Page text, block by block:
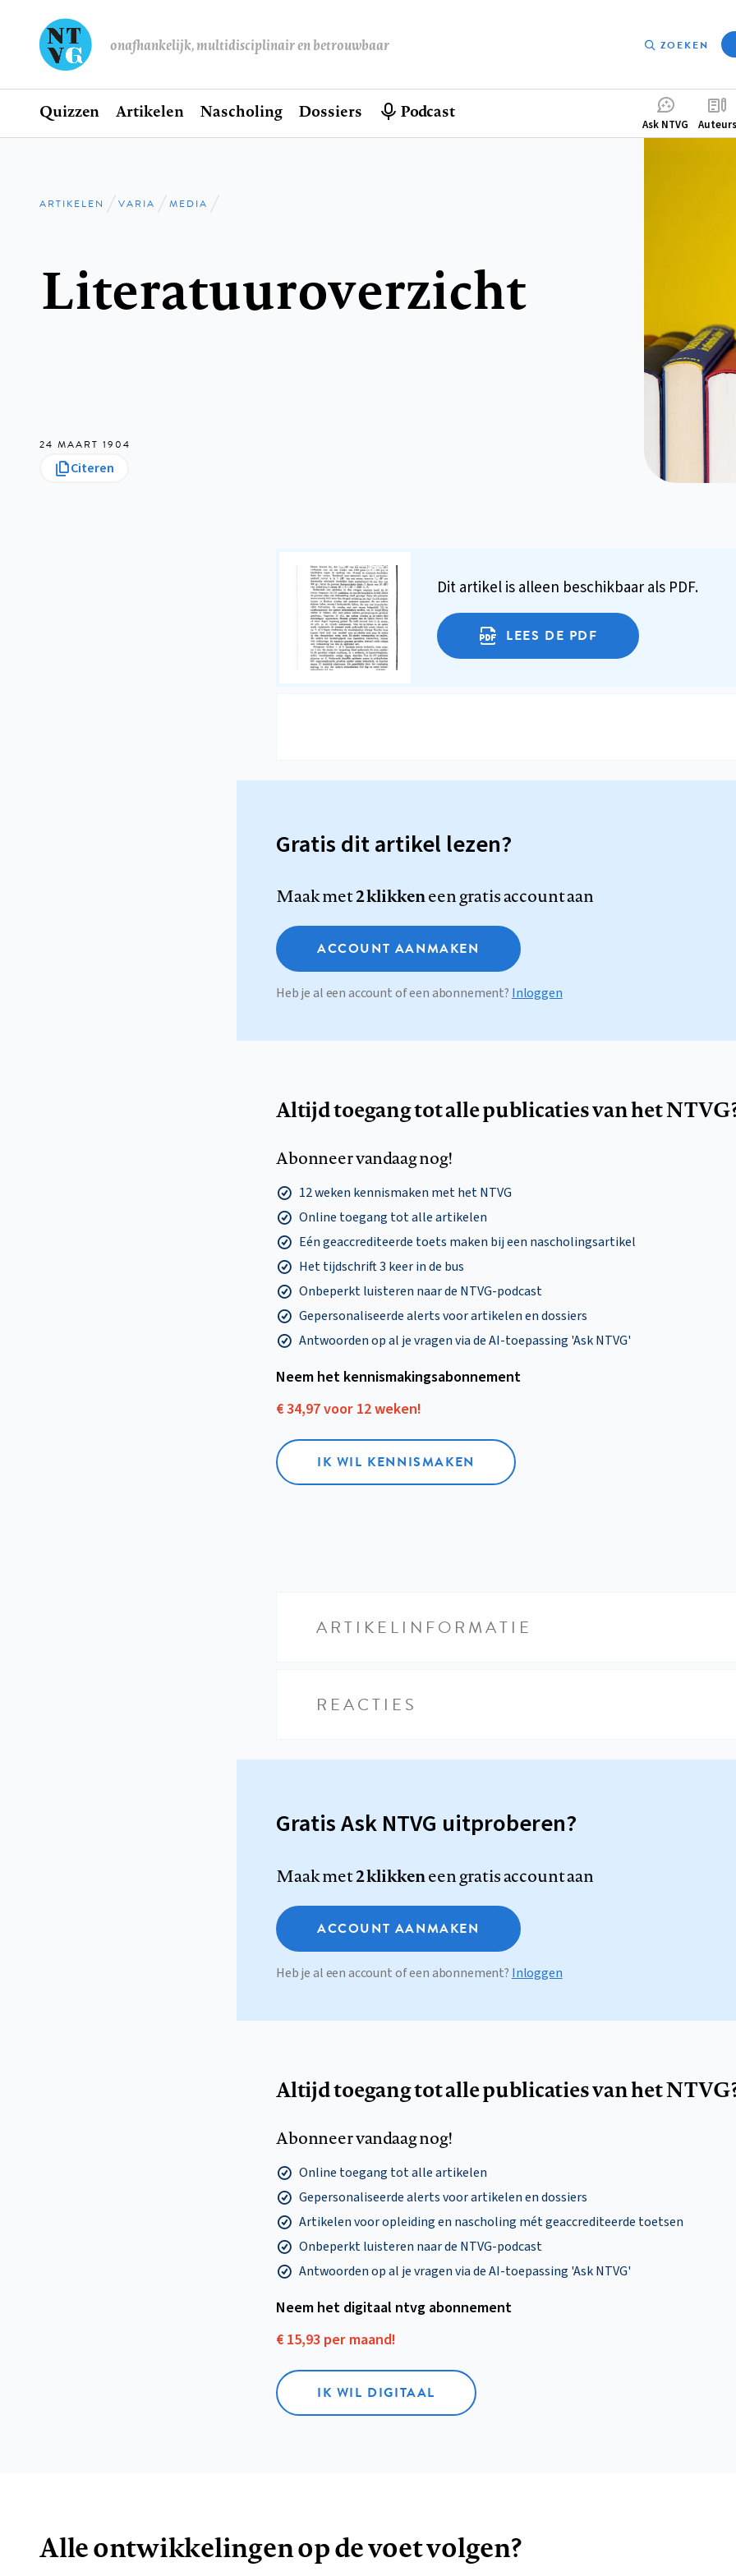
onafhankelijk, multidisciplinair en betrouwbaar ZOEKEN
Hoofdnavigatie
Home
Quizzen Artikelen Nascholing Dossiers Podcast
Ask NTVG Auteurs
Kruimelpad
ARTIKELEN VARIA MEDIA
Literatuuroverzicht
24 MAART 1904
Citeren
Dit artikel is alleen beschikbaar als PDF.
LEES DE PDF
Gratis dit artikel lezen?
Maak met2 klikkeneen gratis account aan
ACCOUNT AANMAKEN
Heb je al een account of een abonnement? Inloggen
Altijd toegang tot alle publicaties van het
Abonneer vandaag nog!
12 weken kennismaken met het NTVG
Online toegang tot alle artikelen
Eén geaccrediteerde toets maken bij een nascholingsartikel
Het tijdschrift 3 keer in de bus
Onbeperkt luisteren naar de NTVG-podcast
Gepersonaliseerde alerts voor artikelen en dossiers
Antwoorden op al je vragen via de AI-toepassing 'Ask NTVG'
Neem het kennismakings­abonnement
€ 34,97 voor 12 weken!
IK WIL KENNISMAKEN
ARTIKELINFORMATIE
REACTIES
Gratis Ask NTVG uitproberen?
Maak met2 klikkeneen gratis account aan
ACCOUNT AANMAKEN
Heb je al een account of een abonnement? Inloggen
Altijd toegang tot alle publicaties van het
Abonneer vandaag nog!
Online toegang tot alle artikelen
Gepersonaliseerde alerts voor artikelen en dossiers
Artikelen voor opleiding en nascholing mét geaccrediteerde toetsen
Onbeperkt luisteren naar de NTVG-podcast
Antwoorden op al je vragen via de AI-toepassing 'Ask NTVG'
Neem het digitaal ntvg abonnement
€ 15,93 per maand!
IK WIL DIGITAAL
Alle ontwikkelingen op de voet volgen?